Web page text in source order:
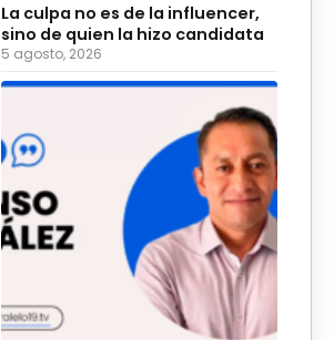
La culpa no es de la influencer,
sino de quien la hizo candidata
5 agosto, 2026